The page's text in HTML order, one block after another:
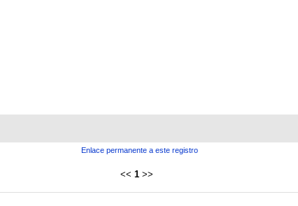
Enlace permanente a este registro
<< 1 >>